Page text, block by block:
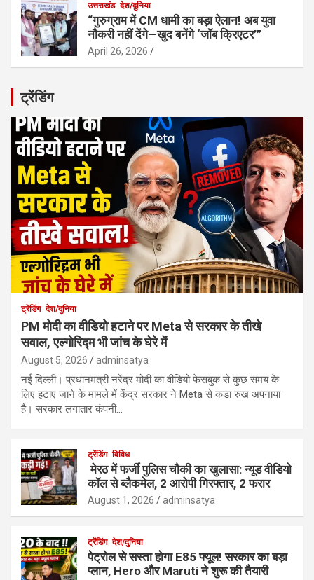
उत्तराखंड देश/दुनिया
“गुरुग्राम में CM धामी का बड़ा ऐलान! अब युवा
नौकरी नहीं देंगे—खुद बनेंगे ‘जॉब क्रिएटर’”
April 26, 2026
ट्रेंडिंग
ट्रेंडिंग देश/दुनिया
PM मोदी का वीडियो हटाने पर Meta से सरकार के तीखे
सवाल, एल्गोरिद्म भी जांच के घेरे में
August 5, 2026 adminsatya
नई दिल्ली। प्रधानमंत्री नरेंद्र मोदी का वीडियो फेसबुक से कुछ समय के
लिए हटाए जाने के मामले में केंद्र सरकार ने Meta से कड़ा रुख अपनाया
है। सरकार लगातार कंपनी…
ट्रेंडिंग विविध
मेरठ में फर्जी पुलिस चौकी का खुलासा: न्यूड वीडियो
कॉल से ब्लैकमेल, 2 आरोपी गिरफ्तार, 2 फरार
August 1, 2026 adminsatya
ट्रेंडिंग देश/दुनिया
पेट्रोल से सस्ता होगा E85 फ्यूल! सरकार का बड़ा
प्लान, Hero और Maruti ने शुरू की तैयारी